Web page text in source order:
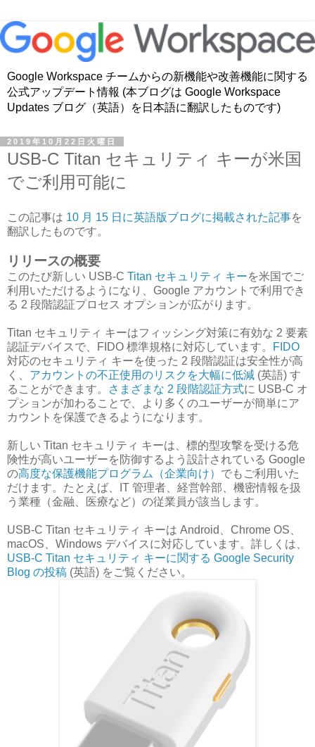
Google Workspace チームからの新機能や改善機能に関する
公式アップデート情報 (本ブログは Google Workspace
Updates ブログ（英語）を日本語に翻訳したものです)
2019年10月22日火曜日
USB-C Titan セキュリティ キーが米国
でご利用可能に
この記事は 10 月 15 日に英語版ブログに掲載された記事を
翻訳したものです。
リリースの概要
このたび新しい USB-C Titan セキュリティ キーを米国でご
利用いただけるようになり、Google アカウントで利用でき
る 2 段階認証プロセス オプションが広がります。
Titan セキュリティ キーはフィッシング対策に有効な 2 要素
認証デバイスで、FIDO 標準規格に対応しています。
FIDO
対応のセキュリティ キーを使った 2 段階認証は安全性が高
く、 アカウントの不正使用のリスクを大幅に低減 (英語) す
ることができます。
さまざまな 2 段階認証方式に USB-C オ
プションが加わることで、より多くのユーザーが簡単にア
カウントを保護できるようになります。
新しい Titan セキュリティ キーは、標的型攻撃を受ける危
険性が高いユーザーを防御するよう設計されている Google
の高度な保護機能プログラム（企業向け） でもご利用いた
だけます。たとえば、IT 管理者、経営幹部、機密情報を扱
う業種（金融、医療など）の従業員が該当します。
USB-C Titan セキュリティ キーは Android、Chrome OS、
macOS、Windows デバイスに対応しています。詳しくは、
USB-C Titan セキュリティ キーに関する Google Security
Blog の投稿 (英語) をご覧ください。